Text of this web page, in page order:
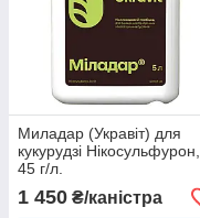
Миладар (Укравіт) для
кукурудзі Нікосульфурон,
45 г/л.
1 450 ₴/каністра